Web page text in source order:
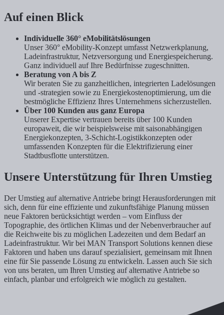
Auf einen Blick
Individuelle 360° eMobilitätslösungen
Unser 360° eMobility-Konzept umfasst Netzwerkplanung,
Ladeinfrastruktur, Netzversorgung und Energiespeicherung.
Ganz individuell auf Ihre Bedürfnisse zugeschnitten.
Beratung von A bis Z
Wir beraten Sie zu ganzheitlichen, integrierten Ladelösungen
und -strategien sowie zu Energiekostenoptimierung, um die
bestmögliche Effizienz Ihres Unternehmens sicherzustellen.
Über 100 Kunden aus ganz Europa
Unserer Expertise vertrauen bereits über 100 Kunden
europaweit, die wir beispielsweise mit saisonabhängigen
Energiekonzepten, 3-Schicht-Logistikkonzepten oder
umfassenden Konzepten für die Elektrifizierung einer
Stadtbusflotte unterstützen.
Unsere Unterstützung für Ihren Umstieg
Der Umstieg auf alternative Antriebe bringt Herausforderungen mit
sich, denn für eine effiziente und zukunftsfähige Planung müssen
neue Faktoren berücksichtigt werden – vom Einfluss der
Topographie, des örtlichen Klimas und der Nebenverbraucher auf
die Reichweite bis zu möglichen Ladezeiten und dem Bedarf an
Ladeinfrastruktur. Wir bei MAN Transport Solutions kennen diese
Faktoren und haben uns darauf spezialisiert, gemeinsam mit Ihnen
eine für Sie passende Lösung zu entwickeln. Lassen auch Sie sich
von uns beraten, um Ihren Umstieg auf alternative Antriebe so
einfach, planbar und erfolgreich wie möglich zu gestalten.